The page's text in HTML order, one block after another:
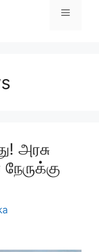
Menu
அரசு